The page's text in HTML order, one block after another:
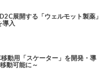
展開する「ウェルモット製薬」
導入
動用「スケーター」を開発・導
動可能に～